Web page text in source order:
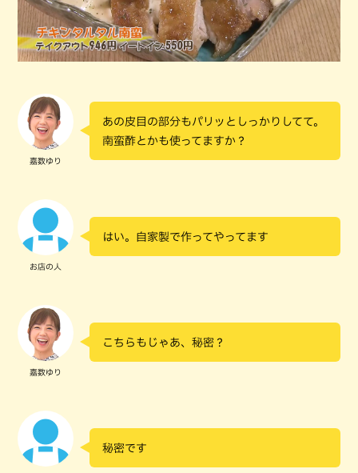
嘉数ゆり
あの皮目の部分もパリッとしっかりしてて。
南蛮酢とかも使ってますか？
お店の人
はい。自家製で作ってやってます
嘉数ゆり
こちらもじゃあ、秘密？
秘密です